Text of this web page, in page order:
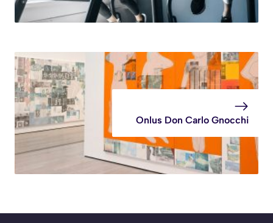
Onlus Don Carlo Gnocchi